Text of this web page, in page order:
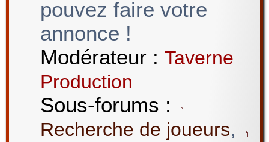
pouvez faire votre
annonce !
Modérateur : Taverne
Production
Sous-forums :
Recherche de joueurs,